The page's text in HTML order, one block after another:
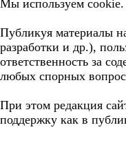
Мы используем cookie.
Публикуя материалы
разработки и др.),
ответственность за
любых спорных
При этом редакция
поддержку как в